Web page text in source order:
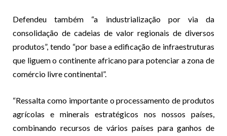
Defendeu também “a industrialização por via da
consolidação de cadeias de valor regionais de diversos
produtos”, tendo “por base a edificação de infraestruturas
que liguem o continente africano para potenciar a zona de
comércio livre continental”.
“Ressalta como importante o processamento de produtos
agrícolas e minerais estratégicos nos nossos países,
combinando recursos de vários países para ganhos de